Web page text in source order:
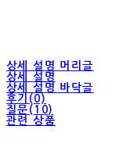
상세 설명 머리글
상세 설명
상세 설명 바닥글
후기(0)
질문(10)
관련 상품